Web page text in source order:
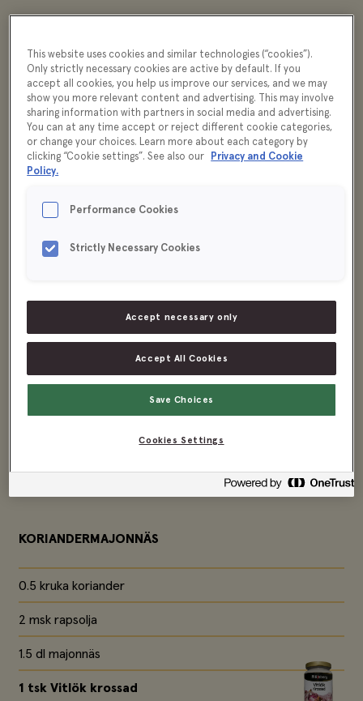
KORIANDERMAJONNÄS
0.5 kruka koriander
2 msk rapsolja
1.5 dl majonnäs
1 tskVitlök krossad
This website uses cookies and similar technologies (“cookies”).
Only strictly necessary cookies are active by default. If you
accept all cookies, you help us improve our services, and we may
show you more relevant content and advertising. This may involve
sharing information with partners in social media and advertising.
You can at any time accept or reject different cookie categories,
or change your choices. Learn more about each category by
clicking “Cookie settings”. See also our Privacy and Cookie
Policy.
Performance Cookies
Strictly Necessary Cookies
Accept necessary only
Accept All Cookies
Save Choices
Cookies Settings